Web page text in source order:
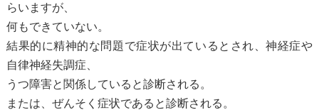
らいますが、
何もできていない。
結果的に精神的な問題で症状が出ているとされ、神経症や
自律神経失調症、
うつ障害と関係していると診断される。
または、ぜんそく症状であると診断される。